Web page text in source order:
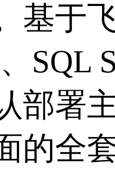
基于
SQL
部署
的全